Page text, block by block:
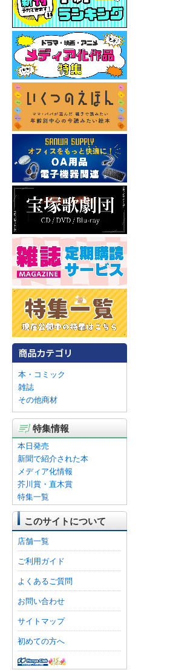
本・コミック
雑誌
その他商材
特集情報
本日発売
新聞で紹介された本
メディア化情報
芥川賞・直木賞
特集一覧
このサイトについて
店舗一覧
ご利用ガイド
よくあるご質問
お問い合わせ
サイトマップ
初めての方へ